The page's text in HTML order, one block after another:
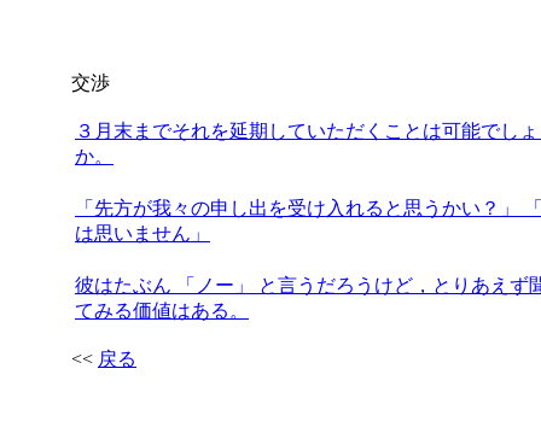
交渉
３月末までそれを延期していただくことは可能でし
か。
「先方が我々の申し出を受け入れると思うかい？」
は思いません」
彼はたぶん 「ノー」 と言うだろうけど，とりあえず
てみる価値はある。
<< 戻る